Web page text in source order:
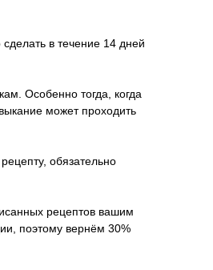
в течение 14 дней
Особенно тогда, когда
может проходить
обязательно
рецептов вашим
поэтому вернём 30%